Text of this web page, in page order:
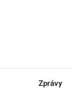
Zprávy